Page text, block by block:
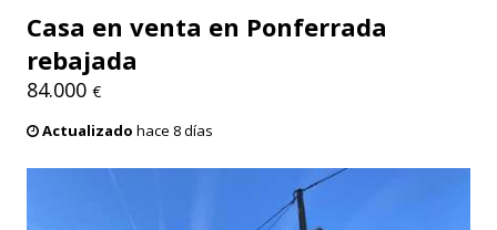
Casa en venta en Ponferrada
rebajada
84.000 €
Actualizado hace 8 días